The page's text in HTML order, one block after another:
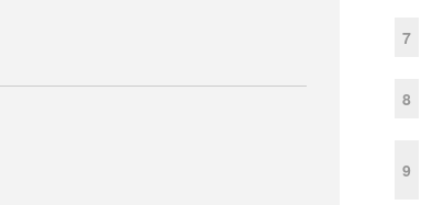
7
8
9